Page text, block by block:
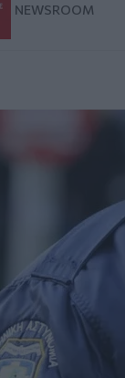
NEWSROOM